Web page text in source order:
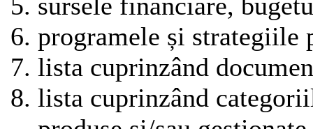
programele și strategiile
lista cuprinzând
lista cuprinzând